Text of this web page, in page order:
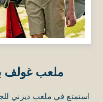
ملعب غولف
استمتع في ملعب ديزني